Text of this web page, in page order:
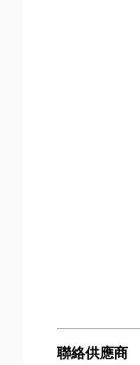
聯絡供應商